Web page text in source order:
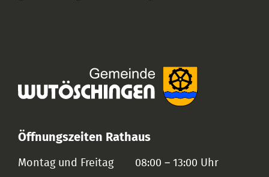
Öffnungszeiten Rathaus
Montag und Freitag 08:00 – 13:00 Uhr